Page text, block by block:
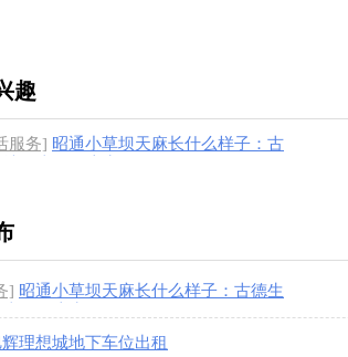
趣
服务] 昭通小草坝天麻长什么样子：古
] 昭通小草坝天麻长什么样子：古德生
辉理想城地下车位出租